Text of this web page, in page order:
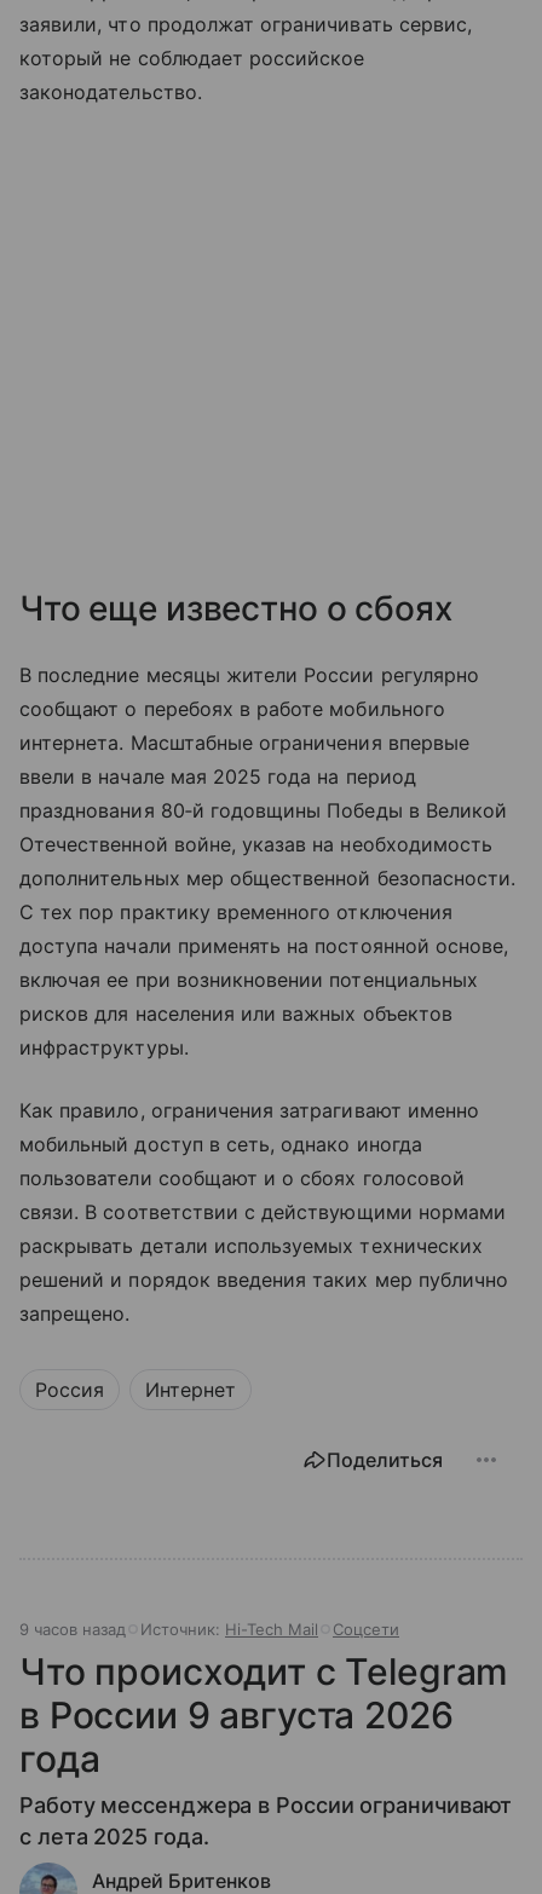
заявили, что продолжат ограничивать сервис,
который не соблюдает российское
законодательство.
Что еще известно о сбоях
В последние месяцы жители России регулярно
сообщают о перебоях в работе мобильного
интернета. Масштабные ограничения впервые
ввели в начале мая 2025 года на период
празднования 80‑й годовщины Победы в Великой
Отечественной войне, указав на необходимость
дополнительных мер общественной безопасности.
С тех пор практику временного отключения
доступа начали применять на постоянной основе,
включая ее при возникновении потенциальных
рисков для населения или важных объектов
инфраструктуры.​
Как правило, ограничения затрагивают именно
мобильный доступ в сеть, однако иногда
пользователи сообщают и о сбоях голосовой
связи. В соответствии с действующими нормами
раскрывать детали используемых технических
решений и порядок введения таких мер публично
запрещено.
Россия Интернет
Поделиться
9 часов назад Источник: Hi-Tech Mail Соцсети
Что происходит с Telegram
в России 9 августа 2026
года
Работу мессенджера в России ограничивают
с лета 2025 года.
Андрей Бритенков